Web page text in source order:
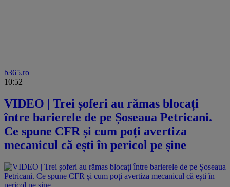
b365.ro
10:52
VIDEO | Trei șoferi au rămas blocați
între barierele de pe Șoseaua Petricani.
Ce spune CFR și cum poți avertiza
mecanicul că ești în pericol pe șine